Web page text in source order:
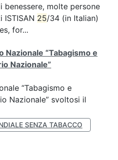
benessere, molte persone
ISTISAN 25/34 (in Italian)
for...
Nazionale “Tabagismo e
Nazionale”
“Tabagismo e
Nazionale” svoltosi il
SENZA TABACCO